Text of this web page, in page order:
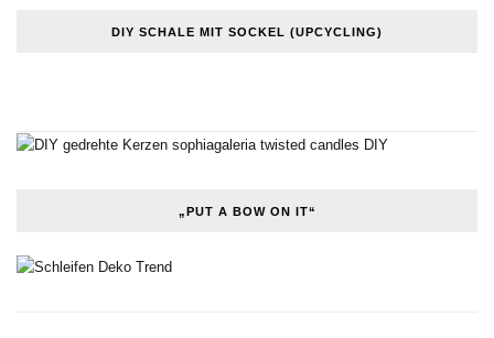
DIY SCHALE MIT SOCKEL (UPCYCLING)
„PUT A BOW ON IT“